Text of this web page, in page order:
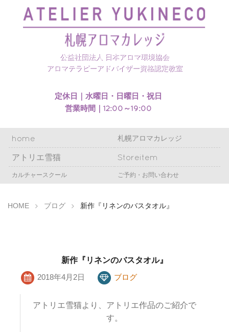
公益社団法人 日本アロマ環境協会
アロマテラピーアドバイザー資格認定教室
札幌アロマカレッジのホームページを開設いたしまし
た
定休日｜水曜日・日曜日・祝日
営業時間｜12:00～19:00
home 札幌アロマカレッジ
アトリエ雪猫 Storeitem
カルチャースクール ご予約・お問い合わせ
HOME ブログ 新作『リネンのバスタオル』
新作『リネンのバスタオル』
2018年4月2日
ブログ
アトリエ雪猫より、アトリエ作品のご紹介で
す。